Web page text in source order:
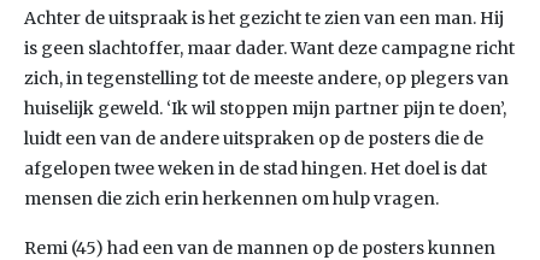
Achter de uitspraak is het gezicht te zien van een man. Hij
is geen slachtoffer, maar dader. Want deze campagne richt
zich, in tegenstelling tot de meeste andere, op plegers van
huiselijk geweld. ‘Ik wil stoppen mijn partner pijn te doen’,
luidt een van de andere uitspraken op de posters die de
afgelopen twee weken in de stad hingen. Het doel is dat
mensen die zich erin herkennen om hulp vragen.
Remi (45) had een van de mannen op de posters kunnen